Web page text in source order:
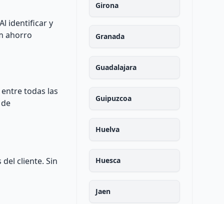
identificar y
ahorro
todas las
cliente. Sin
Girona
Granada
Guadalajara
Guipuzcoa
Huelva
Huesca
Jaen